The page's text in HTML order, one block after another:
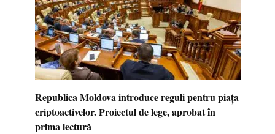
Republica Moldova introduce reguli pentru piața
criptoactivelor. Proiectul de lege, aprobat în
prima lectură